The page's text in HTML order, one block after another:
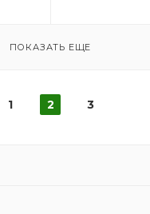
ПОКАЗАТЬ ЕЩЕ
1 2 3